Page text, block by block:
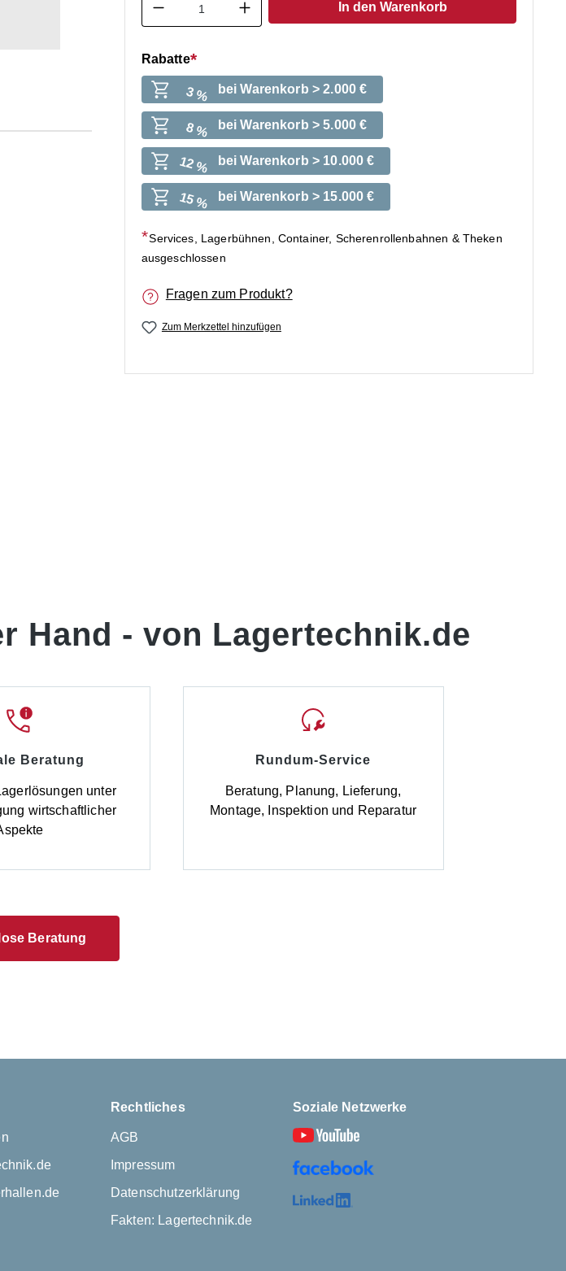
In den Warenkorb
Rabatte
3 % bei Warenkorb > 2.000 €
8 % bei Warenkorb > 5.000 €
12 % bei Warenkorb > 10.000 €
15 % bei Warenkorb > 15.000 €
Services, Lagerbühnen, Container, Scherenrollenbahnen & Theken
ausgeschlossen
Fragen zum Produkt?
Zum Merkzettel hinzufügen
Hand - von Lagertechnik.de
Beratung
unter
wirtschaftlicher
Rundum-Service
Beratung, Planung, Lieferung,
Montage, Inspektion und Reparatur
Beratung
Rechtliches
AGB
Impressum
Datenschutzerklärung
Fakten: Lagertechnik.de
Soziale Netzwerke